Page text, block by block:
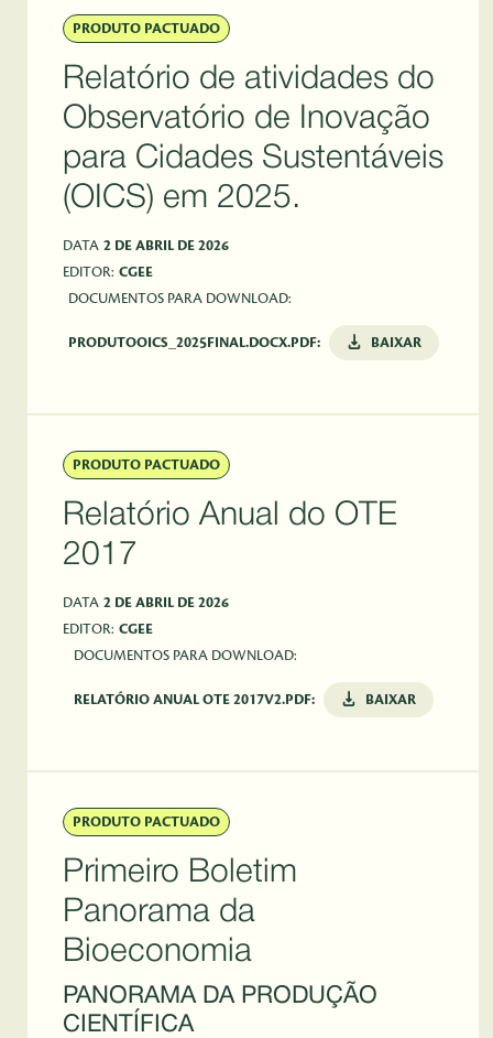
PRODUTO PACTUADO
Relatório de atividades do
Observatório de Inovação
para Cidades Sustentáveis
(OICS) em 2025.
DATA 2 DE ABRIL DE 2026
EDITOR: CGEE
DOCUMENTOS PARA DOWNLOAD:
PRODUTOOICS_2025FINAL.DOCX.PDF: BAIXAR
PRODUTO PACTUADO
Relatório Anual do OTE
2017
DATA 2 DE ABRIL DE 2026
EDITOR: CGEE
DOCUMENTOS PARA DOWNLOAD:
RELATÓRIO ANUAL OTE 2017V2.PDF: BAIXAR
PRODUTO PACTUADO
Primeiro Boletim
Panorama da
Bioeconomia
PANORAMA DA PRODUÇÃO
CIENTÍFICA